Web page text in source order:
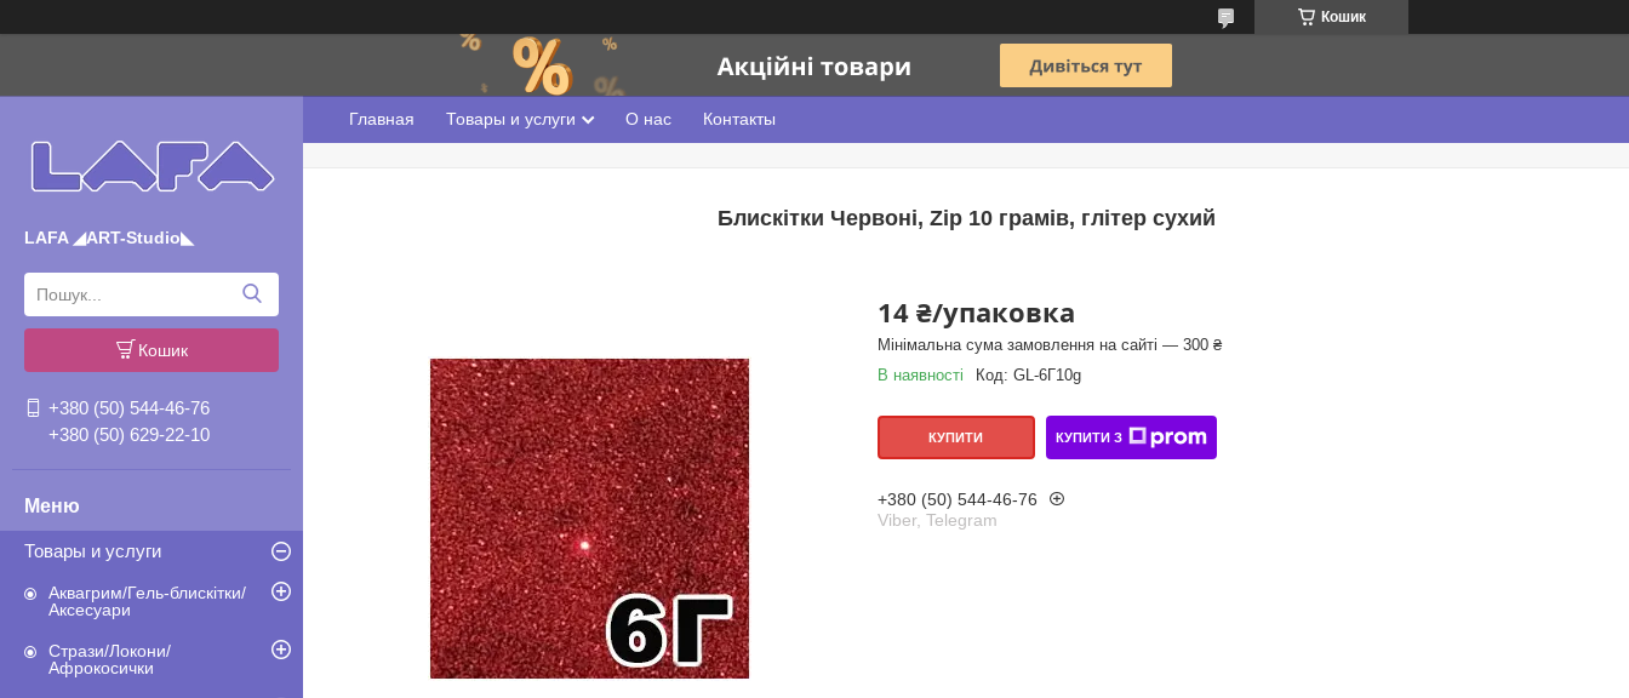
Кошик
LAFA ◢ART-Studio◣
Кошик
+380 (50) 544-46-76
+380 (50) 629-22-10
Товары и услуги
Аквагрим/Гель-блискітки/
Аксесуари
Стрази/Локони/
Афрокосички
Главная Товары и услуги О нас Контакты
Блискітки Червоні, Zip 10 грамів, глітер сухий
14 ₴/упаковка
Мінімальна сума замовлення на сайті — 300 ₴
В наявності
Код: GL-6Г10g
КУПИТИ КУПИТИ З
+380 (50) 544-46-76
Viber, Telegram